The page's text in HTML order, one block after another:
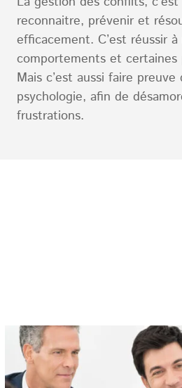
reconnaitre, prévenir et
efficacement. C’est réussir
comportements et certaines
Mais c’est aussi faire
psychologie, afin de
frustrations.